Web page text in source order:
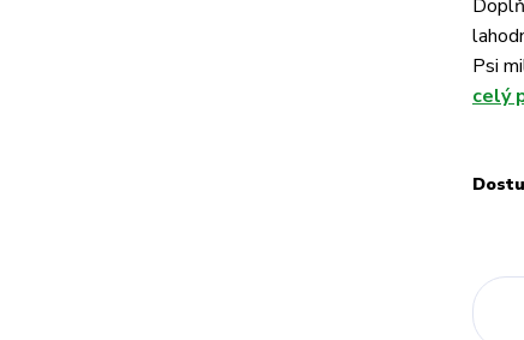
Psi
celý